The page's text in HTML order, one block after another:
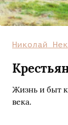
Николай
Жизнь и быт
века.